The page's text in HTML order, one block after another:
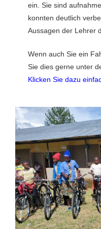
ein. Sie sind
konnten deutlich
Aussagen der Lehrer
Wenn auch Sie ein
Sie dies gerne unter
Klicken Sie dazu